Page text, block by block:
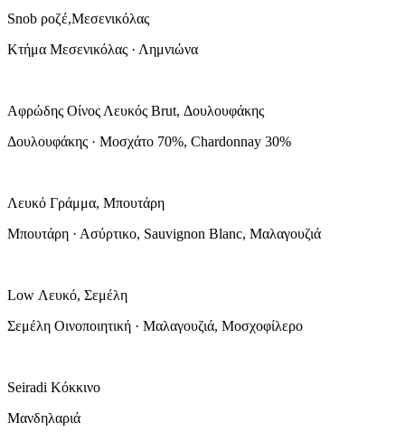
Snob ροζέ,Μεσενικόλας
Κτήμα Μεσενικόλας · Λημνιώνα
Αφρώδης Οίνος Λευκός Brut, Δουλουφάκης
Δουλουφάκης · Μοσχάτο 70%, Chardonnay 30%
Λευκό Γράμμα, Μπουτάρη
Μπουτάρη · Ασύρτικο, Sauvignon Blanc, Μαλαγουζιά
Low Λευκό, Σεμέλη
Σεμέλη Οινοποιητική · Μαλαγουζιά, Μοσχοφίλερο
Seiradi Κόκκινο
Μανδηλαριά